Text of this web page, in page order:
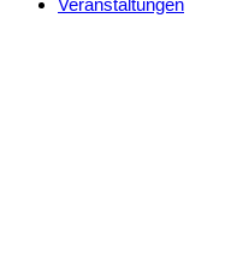
Veranstaltungen